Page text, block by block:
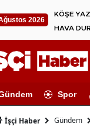
2026
KÖŞE
HAVA
Spor
İşçi Haber Gündem